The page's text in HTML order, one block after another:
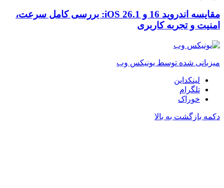
مقایسه اندروید 16 و iOS 26.1: بررسی کامل سرعت،
امنیت و تجربه کاربری
میزبانی شده توسط یونیکس وب
لینکداین
تلگرام
خوراک
دکمه بازگشت به بالا